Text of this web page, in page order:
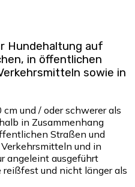
Hundehaltung auf
in öffentlichen
sowie in
und / oder schwerer als
in Zusammenhang
Straßen und
und in
angeleint ausgeführt
und nicht länger als